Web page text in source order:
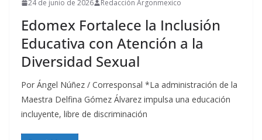
24 de junio de 2026 Redacción Argonmexico
Edomex Fortalece la Inclusión
Educativa con Atención a la
Diversidad Sexual
Por Ángel Núñez / Corresponsal *La administración de la
Maestra Delfina Gómez Álvarez impulsa una educación
incluyente, libre de discriminación